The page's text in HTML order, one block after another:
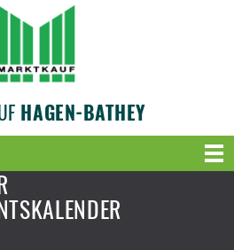
HAGEN-BATHEY